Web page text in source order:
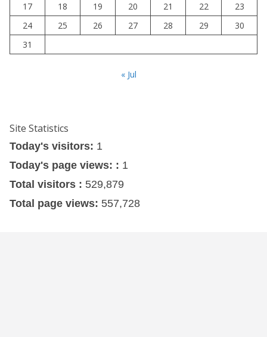
17
18 19 20 21 22
23
24
25 26 27 28 29
30
31
« Jul
Site Statistics
Today's visitors: 1
Today's page views: : 1
Total visitors : 529,879
Total page views: 557,728